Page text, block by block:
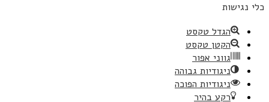
כלי נגישות
הגדל טקסט
הקטן טקסט
גווני אפור
ניגודיות גבוהה
ניגודיות הפוכה
רקע בהיר